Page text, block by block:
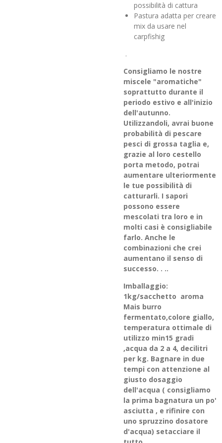
possibilità di cattura
Pastura adatta per creare
mix da usare nel
carpfishig
.
Consigliamo le nostre
miscele "aromatiche"
soprattutto durante il
periodo estivo e all'inizio
dell'autunno.
Utilizzandoli, avrai buone
probabilità di pescare
pesci di grossa taglia e,
grazie al loro cestello
porta metodo, potrai
aumentare ulteriormente
le tue possibilità di
catturarli. I sapori
possono essere
mescolati tra loro e in
molti casi è consigliabile
farlo. Anche le
combinazioni che crei
aumentano il senso di
successo. . ..
Imballaggio:
1kg/sacchetto aroma
Mais burro
fermentato,colore giallo,
temperatura ottimale di
utilizzo min15 gradi
,acqua da 2 a 4, decilitri
per kg. Bagnare in due
tempi con attenzione al
giusto dosaggio
dell'acqua ( consigliamo
la prima bagnatura un po'
asciutta , e rifinire con
uno spruzzino dosatore
d'acqua) setacciare il